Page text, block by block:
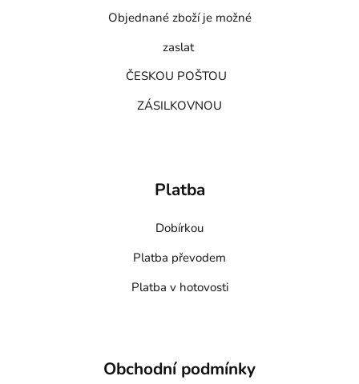
Objednané zboží je možné
zaslat
ČESKOU POŠTOU
ZÁSILKOVNOU
Platba
Dobírkou
Platba převodem
Platba v hotovosti
Obchodní podmínky